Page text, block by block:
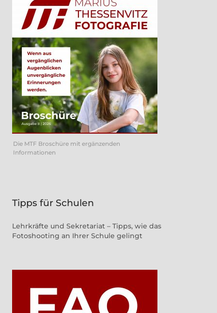
Die MTF Broschüre mit ergänzenden
Informationen
Tipps für Schulen
Lehrkräfte und Sekretariat – Tipps, wie das
Fotoshooting an Ihrer Schule gelingt